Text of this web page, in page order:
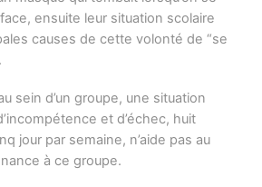
ensuite leur situation scolaire
causes de cette volonté de “se
sein d’un groupe, une situation
et d’échec, huit
jour par semaine, n’aide pas au
à ce groupe.